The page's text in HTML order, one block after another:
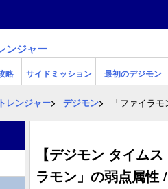
ンジャー
略 サイドミッション 最初のデジモン
レンジャー デジモン 「ファイラ
【デジモン タイム
ラモン」の弱点属性